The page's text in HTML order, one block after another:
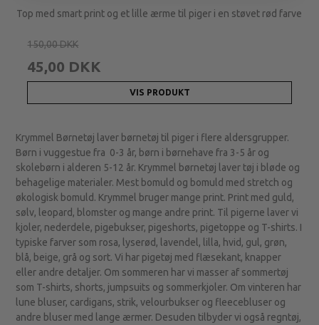
Top med smart print og et lille ærme til piger i en støvet rød farve
150,00 DKK
45,00 DKK
VIS PRODUKT
Krymmel Børnetøj laver børnetøj til piger i flere aldersgrupper.
Børn i vuggestue fra 0-3 år, børn i børnehave fra 3-5 år og
skolebørn i alderen 5-12 år. Krymmel børnetøj laver tøj i bløde og
behagelige materialer. Mest bomuld og bomuld med stretch og
økologisk bomuld. Krymmel bruger mange print. Print med guld,
sølv, leopard, blomster og mange andre print. Til pigerne laver vi
kjoler, nederdele, pigebukser, pigeshorts, pigetoppe og T-shirts. I
typiske farver som rosa, lyserød, lavendel, lilla, hvid, gul, grøn,
blå, beige, grå og sort. Vi har pigetøj med flæsekant, knapper
eller andre detaljer. Om sommeren har vi masser af sommertøj
som T-shirts, shorts, jumpsuits og sommerkjoler. Om vinteren har
lune bluser, cardigans, strik, velourbukser og fleecebluser og
andre bluser med lange ærmer. Desuden tilbyder vi også regntøj,